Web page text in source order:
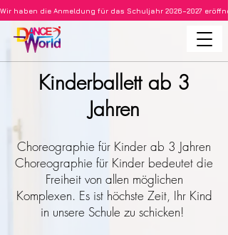
Wir haben die Anmeldung für das Schuljahr 2026–2027
Kinderballett ab 3
Jahren
Choreographie für Kinder ab 3 Jahren
Choreographie für Kinder bedeutet die
Freiheit von allen möglichen
Komplexen. Es ist höchste Zeit, Ihr Kind
in unsere Schule zu schicken!